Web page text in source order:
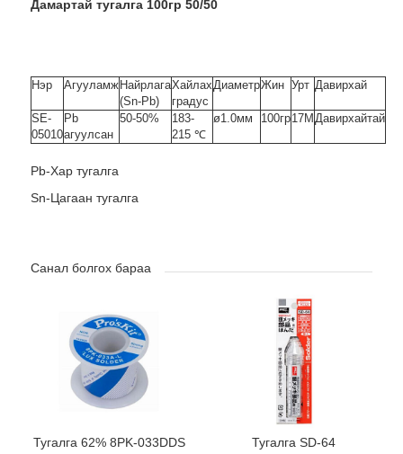
Дамартай тугалга 100гр 50/50
Нэр Агууламж Найрлага
(Sn-Pb)
Хайлах
градус
ДиаметрЖин Урт Давирхай
SE-
05010
Pb
агуулсан
50-50%
183-
215 ℃
ø1.0мм 100гр17М Давирхайтай
Pb-Хар тугалга
Sn-Цагаан тугалга
Санал болгох бараа
Тугалга 62% 8PK-033DDS
Тугалга SD-64